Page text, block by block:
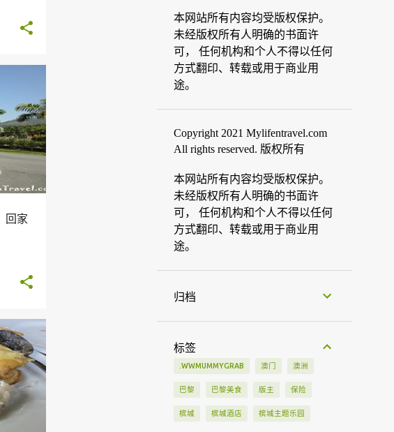
回家
本网站所有内容均受版权保护。
未经版权所有人明确的书面许
可， 任何机构和个人不得以任何
方式翻印、转载或用于商业用
途。
Copyright 2021 Mylifentravel.com
All rights reserved. 版权所有
本网站所有内容均受版权保护。
未经版权所有人明确的书面许
可， 任何机构和个人不得以任何
方式翻印、转载或用于商业用
途。
归档
标签
.WWMUMMYGRAB 澳门 澳洲
巴黎 巴黎美食 版主 保险
槟城 槟城酒店 槟城主题乐园